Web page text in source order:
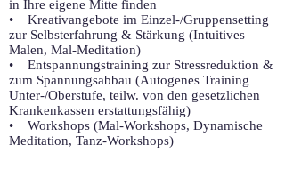
in Ihre eigene Mitte finden
• Kreativangebote im Einzel-/Gruppensetting
zur Selbsterfahrung & Stärkung (Intuitives
Malen, Mal-Meditation)
• Entspannungstraining zur Stressreduktion &
zum Spannungsabbau (Autogenes Training
Unter-/Oberstufe, teilw. von den gesetzlichen
Krankenkassen erstattungsfähig)
• Workshops (Mal-Workshops, Dynamische
Meditation, Tanz-Workshops)